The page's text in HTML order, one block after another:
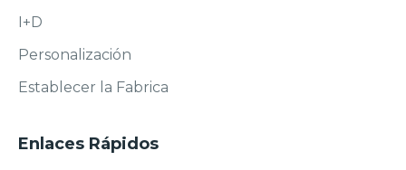
I+D
Personalización
Establecer la Fabrica
Enlaces Rápidos